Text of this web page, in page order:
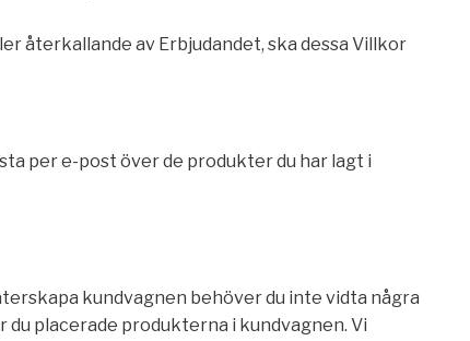
återkallande av Erbjudandet, ska dessa Villkor
per e-post över de produkter du har lagt i
kundvagnen behöver du inte vidta några
placerade produkterna i kundvagnen. Vi